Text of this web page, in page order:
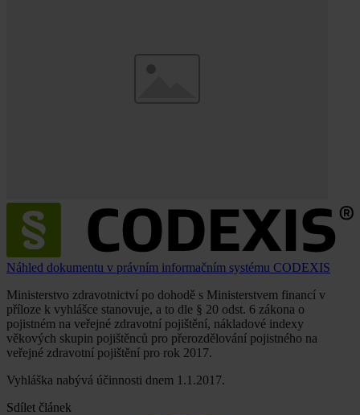
Náhled dokumentu v právním informačním systému CODEXIS
Ministerstvo zdravotnictví po dohodě s Ministerstvem financí v
příloze k vyhlášce stanovuje, a to dle § 20 odst. 6 zákona o
pojistném na veřejné zdravotní pojištění, nákladové indexy
věkových skupin pojištěnců pro přerozdělování pojistného na
veřejné zdravotní pojištění pro rok 2017.
Vyhláška nabývá účinnosti dnem 1.1.2017.
Sdílet článek